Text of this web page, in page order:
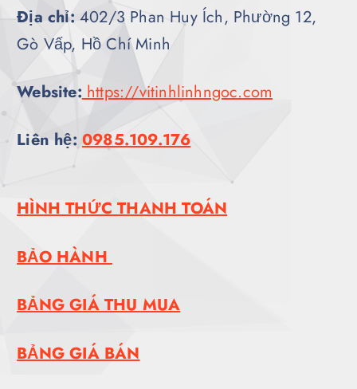
Địa chỉ: 402/3 Phan Huy Ích, Phường 12,
Gò Vấp, Hồ Chí Minh
Website:https://vitinhlinhngoc.com
Liên hệ: 0985.109.176
HÌNH THỨC THANH TOÁN
BẢO HÀNH
BẢNG GIÁ THU MUA
BẢNG GIÁ BÁN